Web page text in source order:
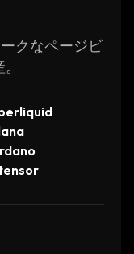
クなページビ